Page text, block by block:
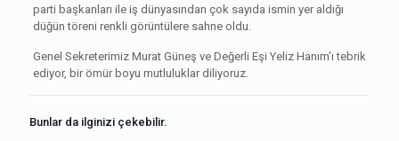
parti başkanları ile iş dünyasından çok sayıda ismin yer aldığı
düğün töreni renkli görüntülere sahne oldu.
Genel Sekreterimiz Murat Güneş ve Değerli Eşi Yeliz Hanım’ı tebrik
ediyor, bir ömür boyu mutluluklar diliyoruz.
Bunlar da ilginizi çekebilir.